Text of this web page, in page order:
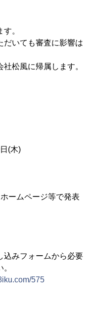
。
いても審査に影響は
松風に帰属します。
(木)
ームページ等で発表
込みフォームから必要
575